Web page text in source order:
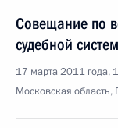
Совещание по
судебной
17 марта 2011 года,
Московская область,